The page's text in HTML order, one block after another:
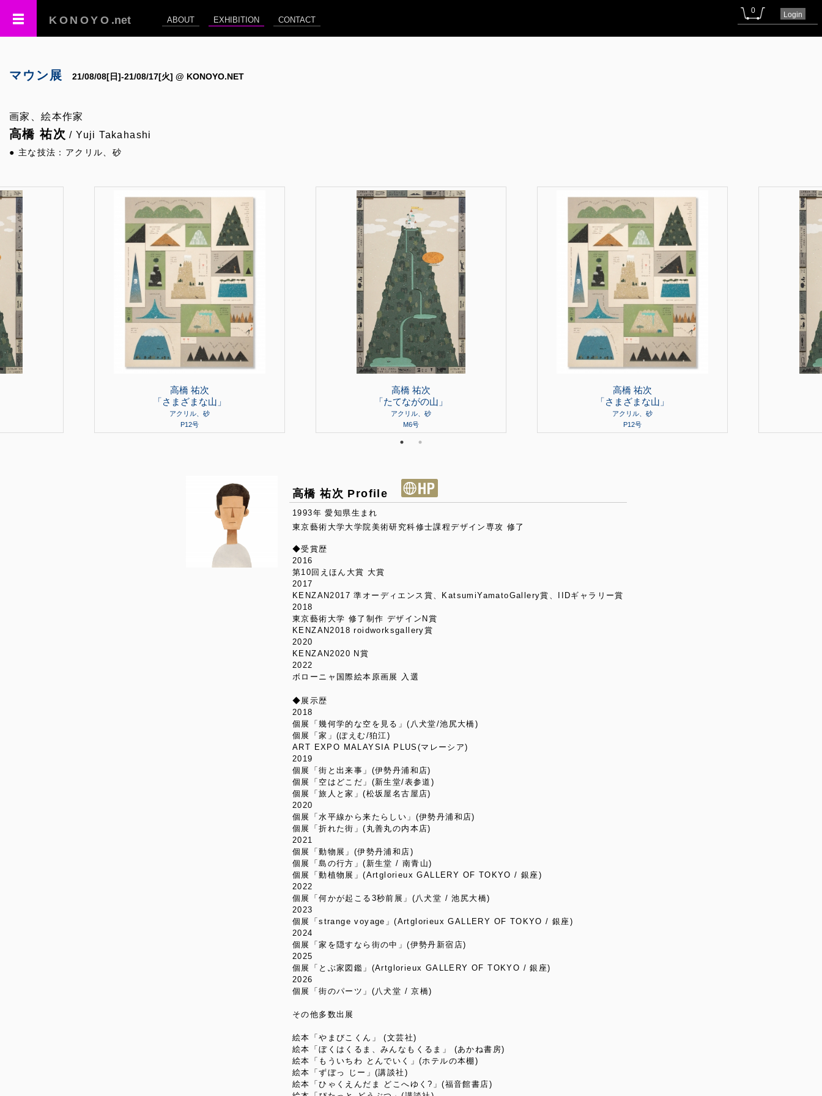
KONOYO .net ABOUT EXHIBITION CONTACT
0 Login
マウン展 21/08/08[日]-21/08/17[火] @ KONOYO.NET
画家、絵本作家
高橋 祐次 / Yuji Takahashi
● 主な技法：アクリル、砂
高橋 祐次
「さまざまな山」
アクリル、砂
P12号
高橋 祐次
「たてながの山」
アクリル、砂
M6号
高橋 祐次
「さまざまな山」
アクリル、砂
P12号
高橋 祐次 Profile
1993年 愛知県生まれ
東京藝術大学大学院美術研究科修士課程デザイン専攻 修了
◆受賞歴
2016
第10回えほん大賞 大賞
2017
KENZAN2017 準オーディエンス賞、KatsumiYamatoGallery賞、IIDギャラリー賞
2018
東京藝術大学 修了制作 デザインN賞
KENZAN2018 roidworksgallery賞
2020
KENZAN2020 N賞
2022
ボローニャ国際絵本原画展 入選
◆展示歴
2018
個展「幾何学的な空を見る」(八犬堂/池尻大橋)
個展「家」(ぽえむ/狛江)
ART EXPO MALAYSIA PLUS(マレーシア)
2019
個展「街と出来事」(伊勢丹浦和店)
個展「空はどこだ」(新生堂/表参道)
個展「旅人と家」(松坂屋名古屋店)
2020
個展「水平線から来たらしい」(伊勢丹浦和店)
個展「折れた街」(丸善丸の内本店)
2021
個展「動物展」(伊勢丹浦和店)
個展「島の行方」(新生堂 / 南青山)
個展「動植物展」(Artglorieux GALLERY OF TOKYO / 銀座)
2022
個展「何かが起こる3秒前展」(八犬堂 / 池尻大橋)
2023
個展「strange voyage」(Artglorieux GALLERY OF TOKYO / 銀座)
2024
個展「家を隠すなら街の中」(伊勢丹新宿店)
2025
個展「とぶ家図鑑」(Artglorieux GALLERY OF TOKYO / 銀座)
2026
個展「街のパーツ」(八犬堂 / 京橋)
その他多数出展
絵本「やまびこくん」 (文芸社)
絵本「ぼくはくるま、みんなもくるま」 (あかね書房)
絵本「もういちわ とんでいく」(ホテルの本棚)
絵本「ずぼっ じー」(講談社)
絵本「ひゃくえんだま どこへゆく?」(福音館書店)